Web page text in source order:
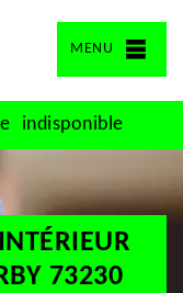
MENU
indisponible
73230